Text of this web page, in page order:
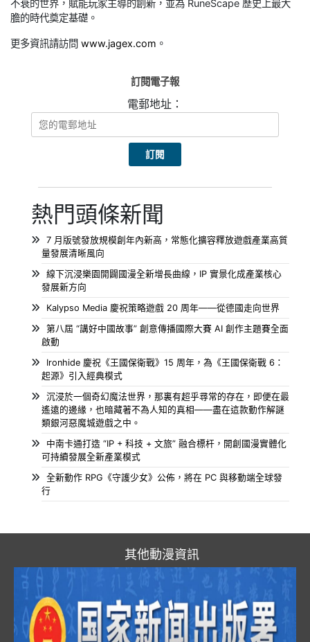
不衰的世界，賦能玩家主導的創新，並為 RuneScape 歷史上最大
膽的時代奠定基礎。
更多資訊請訪問 www.jagex.com 。
訂閱電子報
電郵地址：
熱門頭條新聞
7 月版號發放規模創年內新高，常態化擴容釋放遊戲產業高質
量發展清晰風向
線下沉浸樂園開闢國漫全新增長曲線，IP 實景化成產業核心
發展新方向
Kalypso Media 慶祝策略遊戲 20 周年——從德國走向世界
第八屆 “講好中國故事” 創意傳播國際大賽 AI 創作主題賽全面
啟動
Ironhide 慶祝《王國保衛戰》15 周年，為《王國保衛戰 6：
起源》引入經典模式
沉浸於一個奇幻魔法世界，那裏有超乎尋常的存在，即便在最
遙遠的邊緣，也暗藏著不為人知的真相——盡在這款動作解謎
類銀河惡魔城遊戲之中。
中南卡通打造 “IP + 科技 + 文旅” 融合標杆，開創國漫實體化
可持續發展全新產業模式
全新動作 RPG《守護少女》公佈，將在 PC 與移動端全球發
行
其他動漫資訊